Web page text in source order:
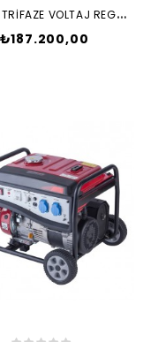
1
50 KVA TRİFAZE VOLTAJ REGÜLATÖRÜ
Fiyat
₺187.200,00